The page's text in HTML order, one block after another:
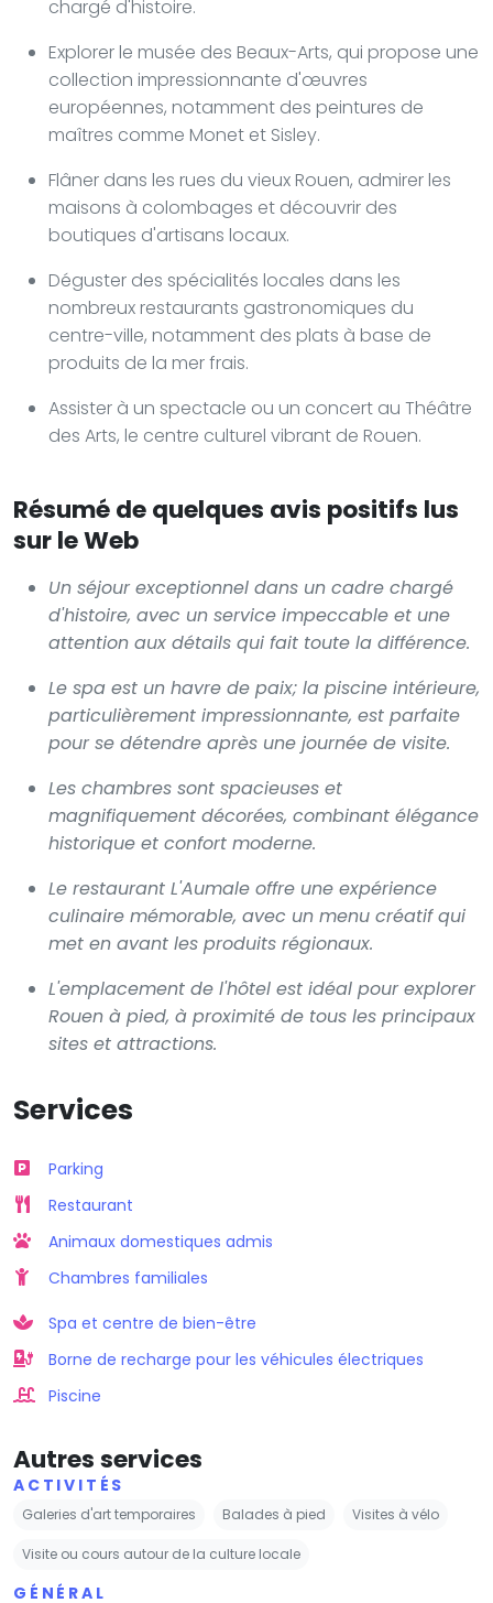
chargé d'histoire.
Explorer le musée des Beaux-Arts, qui propose une
collection impressionnante d'œuvres
européennes, notamment des peintures de
maîtres comme Monet et Sisley.
Flâner dans les rues du vieux Rouen, admirer les
maisons à colombages et découvrir des
boutiques d'artisans locaux.
Déguster des spécialités locales dans les
nombreux restaurants gastronomiques du
centre-ville, notamment des plats à base de
produits de la mer frais.
Assister à un spectacle ou un concert au Théâtre
des Arts, le centre culturel vibrant de Rouen.
Résumé de quelques avis positifs lus
sur le Web
Un séjour exceptionnel dans un cadre chargé
d'histoire, avec un service impeccable et une
attention aux détails qui fait toute la différence.
Le spa est un havre de paix; la piscine intérieure,
particulièrement impressionnante, est parfaite
pour se détendre après une journée de visite.
Les chambres sont spacieuses et
magnifiquement décorées, combinant élégance
historique et confort moderne.
Le restaurant L'Aumale offre une expérience
culinaire mémorable, avec un menu créatif qui
met en avant les produits régionaux.
L'emplacement de l'hôtel est idéal pour explorer
Rouen à pied, à proximité de tous les principaux
sites et attractions.
Services
Parking
Restaurant
Animaux domestiques admis
Chambres familiales
Spa et centre de bien-être
Borne de recharge pour les véhicules électriques
Piscine
Autres services
ACTIVITÉS
Galeries d'art temporaires Balades à pied Visites à vélo
Visite ou cours autour de la culture locale
GÉNÉRAL